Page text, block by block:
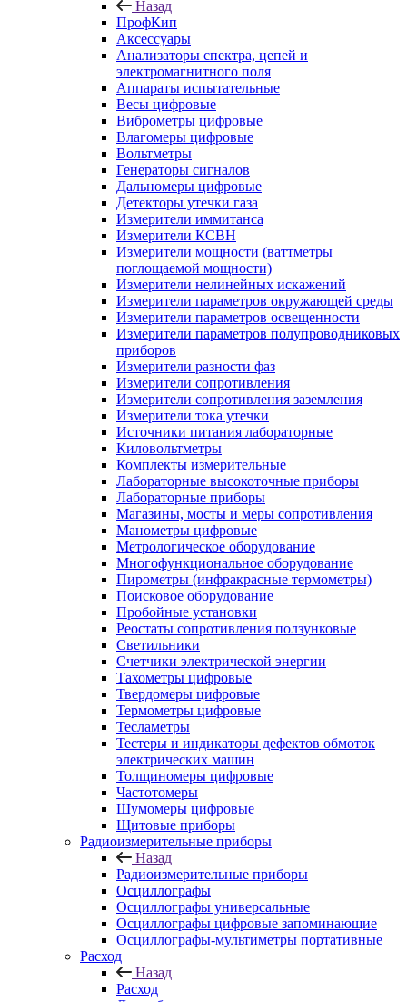
Назад
ПрофКип
Аксессуары
Анализаторы спектра, цепей и
электромагнитного поля
Аппараты испытательные
Весы цифровые
Виброметры цифровые
Влагомеры цифровые
Вольтметры
Генераторы сигналов
Дальномеры цифровые
Детекторы утечки газа
Измерители иммитанса
Измерители КСВН
Измерители мощности (ваттметры
поглощаемой мощности)
Измерители нелинейных искажений
Измерители параметров окружающей среды
Измерители параметров освещенности
Измерители параметров полупроводниковых
приборов
Измерители разности фаз
Измерители сопротивления
Измерители сопротивления заземления
Измерители тока утечки
Источники питания лабораторные
Киловольтметры
Комплекты измерительные
Лабораторные высокоточные приборы
Лабораторные приборы
Магазины, мосты и меры сопротивления
Манометры цифровые
Метрологическое оборудование
Многофункциональное оборудование
Пирометры (инфракрасные термометры)
Поисковое оборудование
Пробойные установки
Реостаты сопротивления ползунковые
Светильники
Счетчики электрической энергии
Тахометры цифровые
Твердомеры цифровые
Термометры цифровые
Тесламетры
Тестеры и индикаторы дефектов обмоток
электрических машин
Толщиномеры цифровые
Частотомеры
Шумомеры цифровые
Щитовые приборы
Радиоизмерительные приборы
Назад
Радиоизмерительные приборы
Осциллографы
Осциллографы универсальные
Осциллографы цифровые запоминающие
Осциллографы-мультиметры портативные
Расход
Назад
Расход